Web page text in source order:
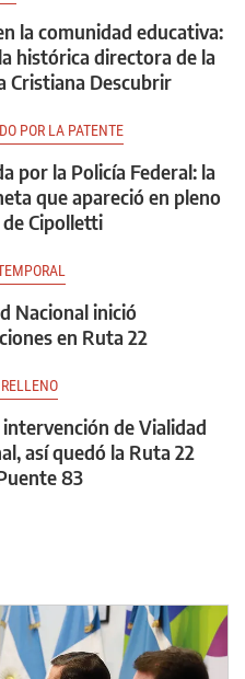
la comunidad educativa:
histórica directora de la
Cristiana Descubrir
POR LA PATENTE
por la Policía Federal: la
que apareció en pleno
Cipolletti
Nacional inició
en Ruta 22
intervención de Vialidad
así quedó la Ruta 22
83